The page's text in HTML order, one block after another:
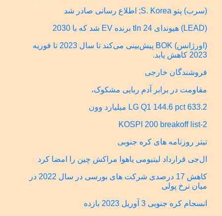
(سرب) پتو S. Korea; اطلاع رسانی صادر شد
(LEAD) هیوندای 24 tln برنده EV شد که با 2030
(اورژانس) BOK پیش‌بینی می‌کند تا سال 2023 تا فوریه
2023 کاهش یابد.
فروشندگان خارجی
مقاومت در برابر آدم ربایی مشکوک،
LG Q1 144.6 pct 633.2 میلیارد وون
KOSPI 200 breakoff list-2
تیتر روزنامه های کره جنوبی
ال‌جی قرارداد لیتیومی یاهوا مراکش چین را امضا کرد
کاهش 17 درصدی شرکت های بورسی در سال 2022 در
میان نرخ پولی
انسجام کره جنوبی 3 آوریل 2023 بازده